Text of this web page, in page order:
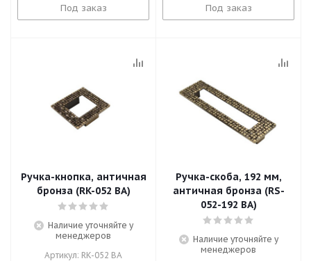
Под заказ Под заказ
Ручка-кнопка, античная
бронза (RK-052 BA)
Наличие уточняйте у
менеджеров
Артикул: RK-052 BA
Ручка-скоба, 192 мм,
античная бронза (RS-
052-192 BA)
Наличие уточняйте у
менеджеров